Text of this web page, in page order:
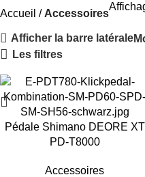
Accueil Accessoires
Afficher la barre latérale
Les filtres
Pédale Shimano DEORE XT
PD-T8000
Accessoires